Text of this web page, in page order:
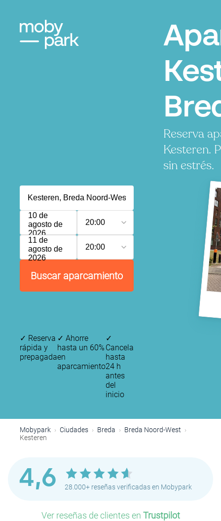
Reserva
Kesteren.
sin estrés.
10 de
agosto de
2026
20:00
11 de
agosto de
2026
20:00
Buscar aparcamiento
✓ Reserva
rápida y
prepagada
✓ Ahorre
hasta un 60%
en
aparcamiento
✓
Cancela
hasta
24 h
antes
del
inicio
Mobypark Ciudades Breda
Breda Noord-West
Kesteren
4,6 28.000+ reseñas verificadas en Mobypark
Ver reseñas de clientes en Trustpilot